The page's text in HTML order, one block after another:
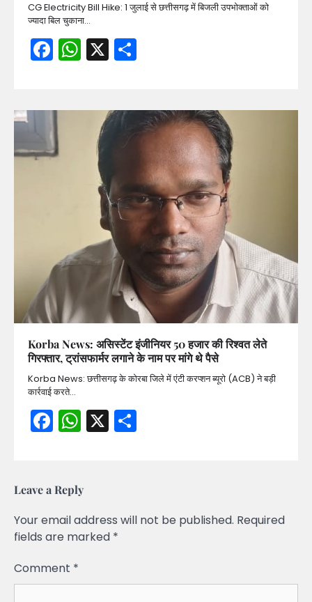
CG Electricity Bill Hike: 1 जुलाई से छत्तीसगढ़ में बिजली उपभोक्ताओं को
ज्यादा बिल चुकाना…
Facebook
WhatsApp
X
Korba News: असिस्टेंट इंजीनियर 50 हजार की रिश्वत लेते
गिरफ्तार, ट्रांसफार्मर लगाने के नाम पर मांगे थे पैसे
Korba News: छत्तीसगढ़ के कोरबा जिले में एंटी करप्शन ब्यूरो (ACB) ने बड़ी
कार्रवाई करते…
Facebook
WhatsApp
X
Leave a Reply
Your email address will not be published. Required
fields are marked *
Comment *